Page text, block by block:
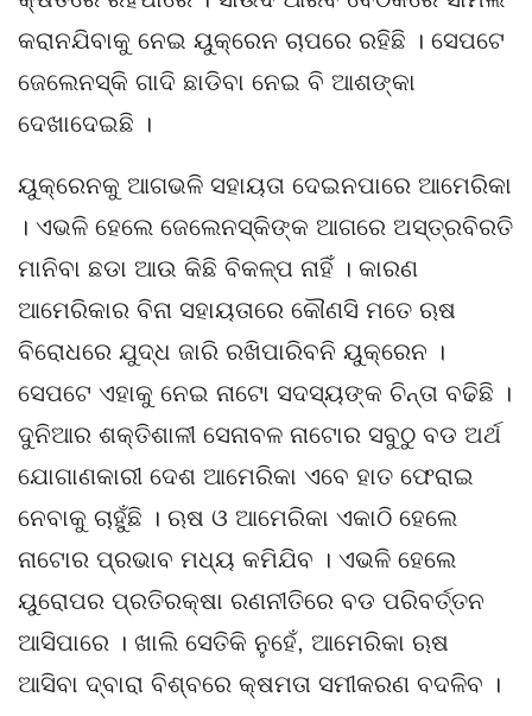
କରାନଯିବାକୁ ନେଇ ୟୁକ୍ରେନ ଚାପରେ ରହିଛି । ସେପଟେ
ଜେଲେନସ୍କି ଗାଦି ଛାଡିବା ନେଇ ବି ଆଶଙ୍କା
ଦେଖାଦେଇଛି ।
ୟୁକ୍ରେନକୁ ଆଗଭଳି ସହାୟତା ଦେଇନପାରେ ଆମେରିକା
। ଏଭଳି ହେଲେ ଜେଲେନସ୍କିଙ୍କ ଆଗରେ ଅସ୍ତ୍ରବିରତି
ମାନିବା ଛଡା ଆଉ କିଛି ବିକଳ୍ପ ନାହିଁ । କାରଣ
ଆମେରିକାର ବିନା ସହାୟତାରେ କୌଣସି ମତେ ଋଷ
ବିରୋଧରେ ଯୁଦ୍ଧ ଜାରି ରଖିପାରିବନି ୟୁକ୍ରେନ ।
ସେପଟେ ଏହାକୁ ନେଇ ନାଟୋ ସଦସ୍ୟଙ୍କ ଚିନ୍ତା ବଢିଛି ।
ଦୁନିଆର ଶକ୍ତିଶାଳୀ ସେନାବଳ ନାଟୋର ସବୁଠୁ ବଡ ଅର୍ଥ
ଯୋଗାଣକାରୀ ଦେଶ ଆମେରିକା ଏବେ ହାତ ଫେରାଇ
ନେବାକୁ ଚାହୁଁଛି । ଋଷ ଓ ଆମେରିକା ଏକାଠି ହେଲେ
ନାଟୋର ପ୍ରଭାବ ମଧ୍ୟ କମିଯିବ । ଏଭଳି ହେଲେ
ୟୁରୋପର ପ୍ରତିରକ୍ଷା ରଣନୀତିରେ ବଡ ପରିବର୍ତ୍ତନ
ଆସିପାରେ । ଖାଲି ସେତିକି ନୁହେଁ, ଆମେରିକା ଋଷ
ଆସିବା ଦ୍ବାରା ବିଶ୍ବରେ କ୍ଷମତା ସମୀକରଣ ବଦଳିବ ।